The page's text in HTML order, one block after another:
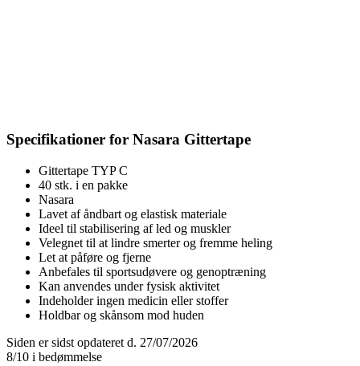
Specifikationer for Nasara Gittertape
Gittertape TYP C
40 stk. i en pakke
Nasara
Lavet af åndbart og elastisk materiale
Ideel til stabilisering af led og muskler
Velegnet til at lindre smerter og fremme heling
Let at påføre og fjerne
Anbefales til sportsudøvere og genoptræning
Kan anvendes under fysisk aktivitet
Indeholder ingen medicin eller stoffer
Holdbar og skånsom mod huden
Siden er sidst opdateret d. 27/07/2026
8/10 i bedømmelse